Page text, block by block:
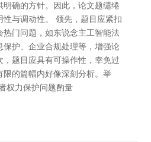
确的方针。因此，论文题缱绻
与调动性。 领先，题目应紧扣
门问题，如东说念主工智能法
护、企业合规处理等，增强论
题目应具有可操作性，幸免过
的篇幅内好像深刻分析。举
权力保护问题酌量